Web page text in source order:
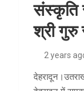
संस्कृति
श्री गुरु
2 years